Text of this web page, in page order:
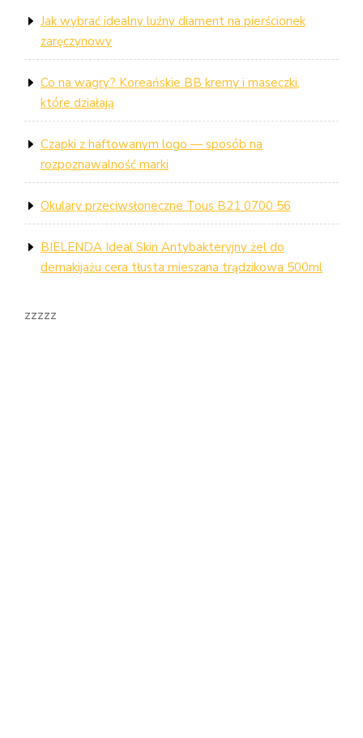
Jak wybrać idealny luźny diament na pierścionek
zaręczynowy
Co na wagry? Koreańskie BB kremy i maseczki,
które działają
Czapki z haftowanym logo — sposób na
rozpoznawalność marki
Okulary przeciwsłoneczne Tous B21 0700 56
BIELENDA Ideal Skin Antybakteryjny żel do
demakijażu cera tłusta mieszana trądzikowa 500ml
zzzzz